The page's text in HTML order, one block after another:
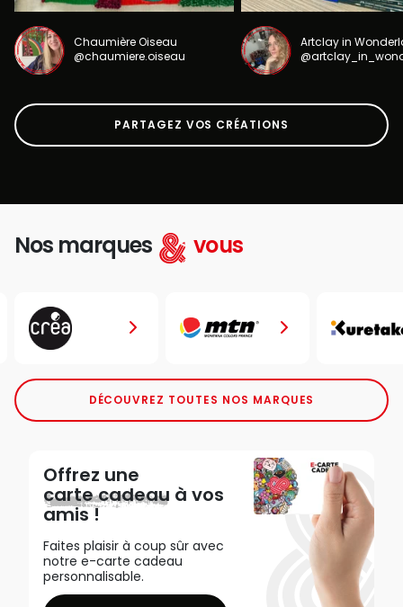
Chaumière Oiseau
@chaumiere.oiseau
Artclay in
PARTAGEZ VOS CRÉATIONS
Nos marques vous
DÉCOUVREZ TOUTES NOS MARQUES
Offrez une
carte cadeau à vos
amis !
Faites plaisir à coup sûr avec
notre e-carte cadeau
personnalisable.